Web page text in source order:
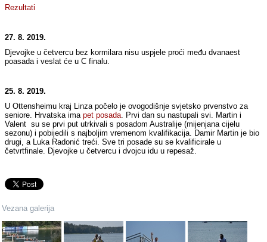
Rezultati
27. 8. 2019.
Djevojke u četvercu bez kormilara nisu uspjele proći među dvanaest
poasada i veslat će u C finalu.
25. 8. 2019.
U Ottensheimu kraj Linza počelo je ovogodišnje svjetsko prvenstvo za
seniore. Hrvatska imapet posada. Prvi dan su nastupali svi. Martin i
Valent su se prvi put utrkivali s posadom Australije (mijenjana cijelu
sezonu) i pobijedili s najboljim vremenom kvalifikacija. Damir Martin je bio
drugi, a Luka Radonić treći. Sve tri posade su se kvalificirale u
četvrtfinale. Djevojke u četvercu i dvojcu idu u repesaž.
Vezana galerija